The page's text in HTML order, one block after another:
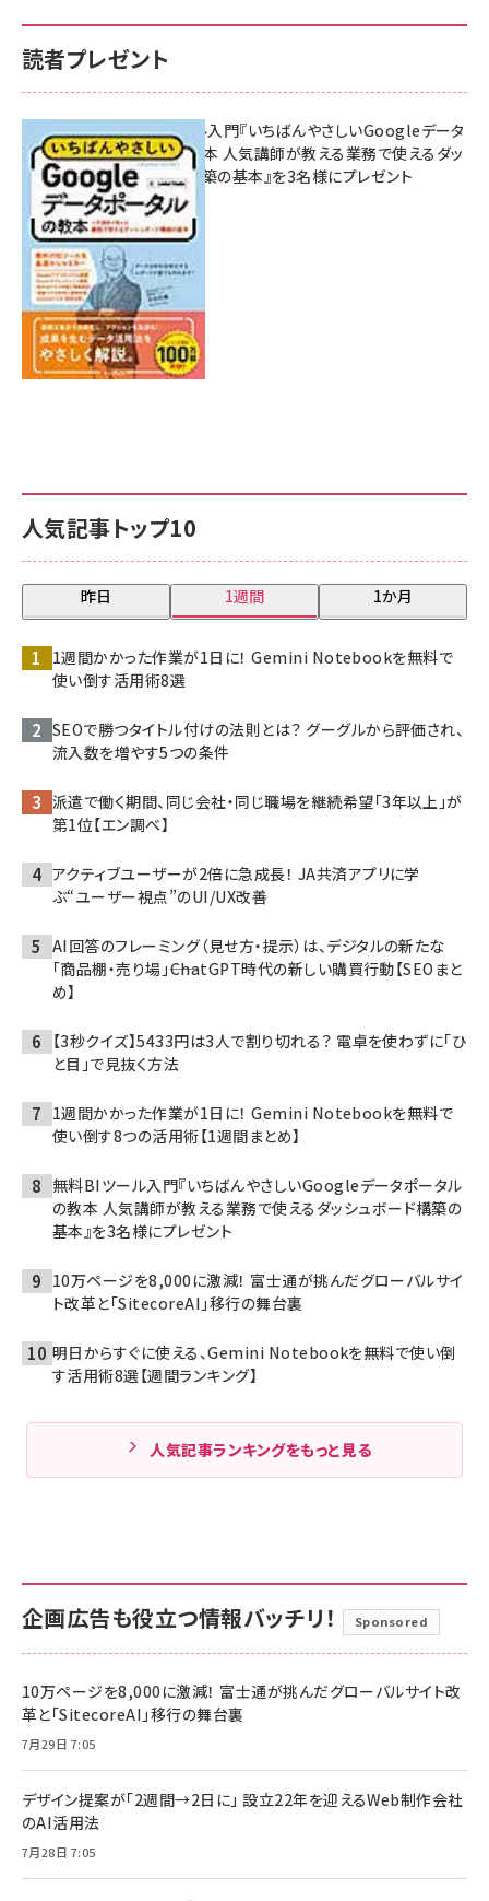
人気記事トップ10
昨日 1週間 1か月
1週間かかった作業が1日に！ Gemini Notebookを無料で
使い倒す活用術8選
SEOで勝つタイトル付けの法則とは？ グーグルから評価され、
流入数を増やす5つの条件
派遣で働く期間、同じ会社・同じ職場を継続希望「3年以上」が
第1位【エン調べ】
アクティブユーザーが2倍に急成長！ JA共済アプリに学
ぶ“ユーザー視点”のUI/UX改善
AI回答のフレーミング（見せ方・提示）は、デジタルの新たな
「商品棚・売り場」――ChatGPT時代の新しい購買行動【SEOまと
め】
【3秒クイズ】5433円は3人で割り切れる？ 電卓を使わずに「ひ
と目」で見抜く方法
1週間かかった作業が1日に！ Gemini Notebookを無料で
使い倒す8つの活用術【1週間まとめ】
無料BIツール入門『いちばんやさしいGoogleデータポータル
の教本 人気講師が教える業務で使えるダッシュボード構築の
基本』を3名様にプレゼント
10万ページを8,000に激減！ 富士通が挑んだグローバルサイ
ト改革と「SitecoreAI」移行の舞台裏
明日からすぐに使える、Gemini Notebookを無料で使い倒
す活用術8選【週間ランキング】
人気記事ランキングをもっと見る
読者プレゼント
無料BIツール入門『いちばんやさしいGoogleデータ
ポータルの教本 人気講師が教える業務で使えるダッ
シュボード構築の基本』を3名様にプレゼント
7月31日 10:00
企画広告も役立つ情報バッチリ！ Sponsored
10万ページを8,000に激減！ 富士通が挑んだグローバルサイト改
革と「SitecoreAI」移行の舞台裏
7月29日 7:05
デザイン提案が「2週間→2日に」 設立22年を迎えるWeb制作会社
のAI活用法
7月28日 7:05